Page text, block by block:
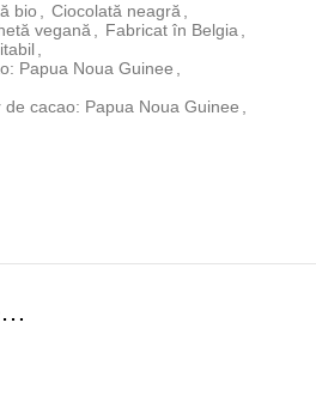
bio Ciocolată neagră
vegană Fabricat în Belgia
Papua Noua Guinee
cacao: Papua Noua Guinee